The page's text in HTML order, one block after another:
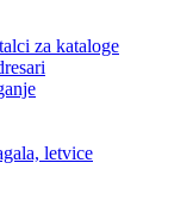
za kataloge
letvice